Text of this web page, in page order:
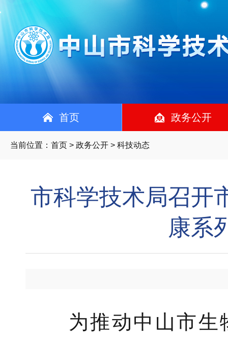
首页 政务公开
当前位置： 首页 > 政务公开 > 科技动态
市科学技术局召开
康系
为推动中山市生物